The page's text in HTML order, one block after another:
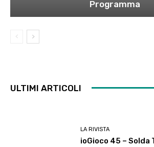
Programma
ULTIMI ARTICOLI
LA RIVISTA
ioGioco 45 – Solda